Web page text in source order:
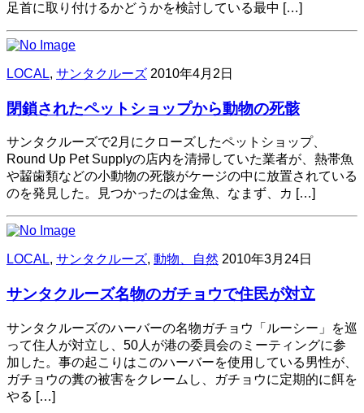
足首に取り付けるかどうかを検討している最中 […]
LOCAL, サンタクルーズ 2010年4月2日
閉鎖されたペットショップから動物の死骸
サンタクルーズで2月にクローズしたペットショップ、
Round Up Pet Supplyの店内を清掃していた業者が、熱帯魚
や齧歯類などの小動物の死骸がケージの中に放置されている
のを発見した。見つかったのは金魚、なまず、カ […]
LOCAL, サンタクルーズ, 動物、自然 2010年3月24日
サンタクルーズ名物のガチョウで住民が対立
サンタクルーズのハーバーの名物ガチョウ「ルーシー」を巡
って住人が対立し、50人が港の委員会のミーティングに参
加した。事の起こりはこのハーバーを使用している男性が、
ガチョウの糞の被害をクレームし、ガチョウに定期的に餌を
やる […]